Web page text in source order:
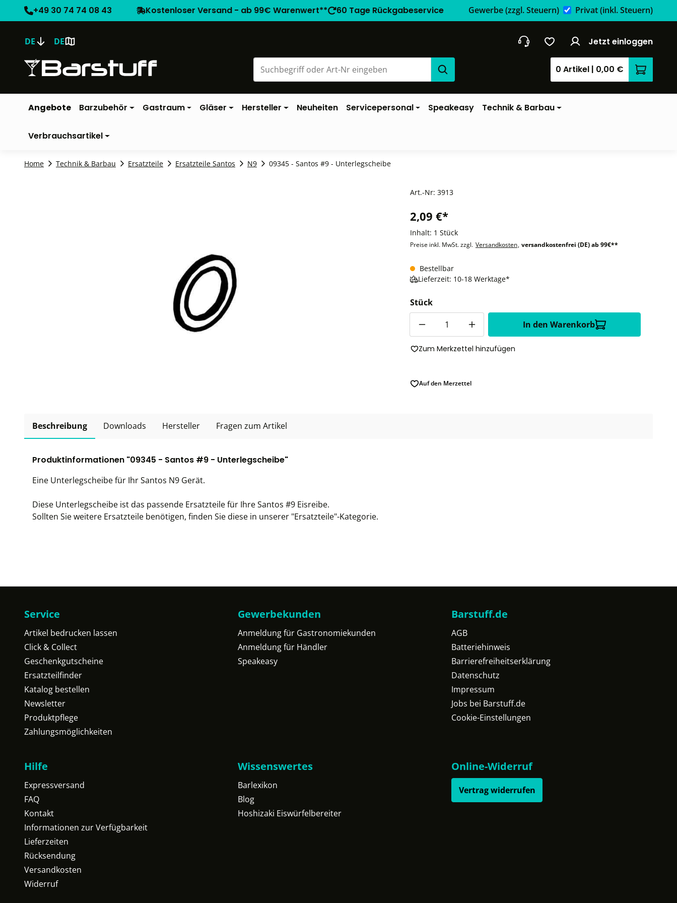
+49 30 74 74 08 43 Kostenloser Versand - ab 99€ Warenwert** 60 Tage Rückgabeservice Gewerbe(zzgl. Steuern) Privat(inkl. Steuern)
DE DE Jetzt einloggen
0 Artikel | 0,00 €
Angebote Barzubehör Gastraum Gläser Hersteller Neuheiten Servicepersonal Speakeasy Technik & Barbau
Verbrauchsartikel
Home Technik & Barbau Ersatzteile Ersatzteile Santos N9 09345 - Santos #9 - Unterlegscheibe
Art.-Nr: 3913
2,09 €*
Inhalt: 1 Stück
Preise inkl. MwSt. zzgl. Versandkosten, versandkostenfrei (DE) ab 99€**
Bestellbar
Lieferzeit: 10-18 Werktage*
Stück
In den Warenkorb
Zum Merkzettel hinzufügen
Auf den Merzettel
Beschreibung Downloads Hersteller Fragen zum Artikel
Produktinformationen "09345 - Santos #9 - Unterlegscheibe"
Eine Unterlegscheibe für Ihr Santos N9 Gerät.
Diese Unterlegscheibe ist das passende Ersatzteile für Ihre Santos #9 Eisreibe.
Sollten Sie weitere Ersatzteile benötigen, finden Sie diese in unserer "Ersatzteile"-Kategorie.
Service
Artikel bedrucken lassen
Click & Collect
Geschenkgutscheine
Ersatzteilfinder
Katalog bestellen
Newsletter
Produktpflege
Zahlungsmöglichkeiten
Gewerbekunden
Anmeldung für Gastronomiekunden
Anmeldung für Händler
Speakeasy
Barstuff.de
AGB
Batteriehinweis
Barrierefreiheitserklärung
Datenschutz
Impressum
Jobs bei Barstuff.de
Cookie-Einstellungen
Hilfe
Expressversand
FAQ
Kontakt
Informationen zur Verfügbarkeit
Lieferzeiten
Rücksendung
Versandkosten
Widerruf
Wissenswertes
Barlexikon
Blog
Hoshizaki Eiswürfelbereiter
Online-Widerruf
Vertrag widerrufen